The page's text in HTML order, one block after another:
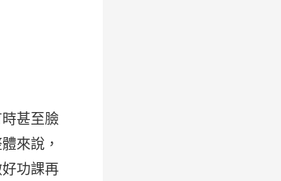
甚至臉
來說，
功課再